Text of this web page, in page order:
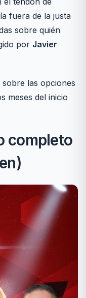
fuera de la justa
sobre quién
por Javier
las opciones
meses del inicio
completo